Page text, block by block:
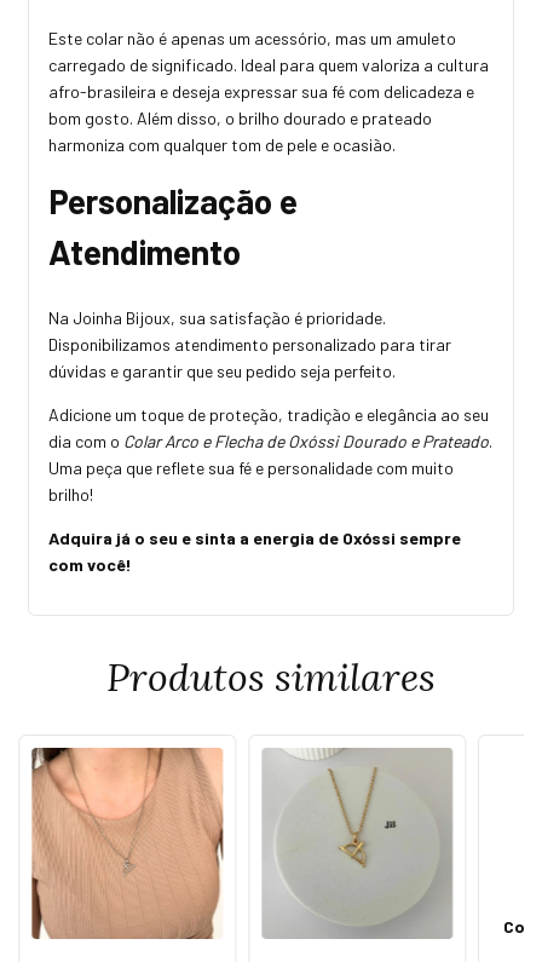
Este colar não é apenas um acessório, mas um amuleto
carregado de significado. Ideal para quem valoriza a cultura
afro-brasileira e deseja expressar sua fé com delicadeza e
bom gosto. Além disso, o brilho dourado e prateado
harmoniza com qualquer tom de pele e ocasião.
Personalização e
Atendimento
Na Joinha Bijoux, sua satisfação é prioridade.
Disponibilizamos atendimento personalizado para tirar
dúvidas e garantir que seu pedido seja perfeito.
Adicione um toque de proteção, tradição e elegância ao seu
dia com o Colar Arco e Flecha de Oxóssi Dourado e Prateado.
Uma peça que reflete sua fé e personalidade com muito
brilho!
Adquira já o seu e sinta a energia de Oxóssi sempre
com você!
Produtos similares